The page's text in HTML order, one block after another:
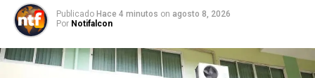
Publicado Hace 4 minutos on agosto 8, 2026
Por Notifalcon